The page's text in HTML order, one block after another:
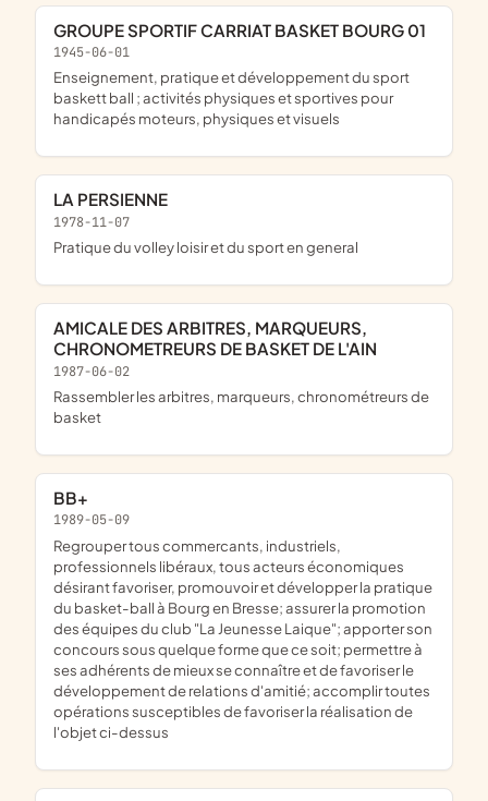
GROUPE SPORTIF CARRIAT BASKET BOURG 01
1945-06-01
enseignement, pratique et développement du sport
baskett ball ; activités physiques et sportives pour
handicapés moteurs, physiques et visuels
LA PERSIENNE
1978-11-07
pratique du volley loisir et du sport en general
AMICALE DES ARBITRES, MARQUEURS,
CHRONOMETREURS DE BASKET DE L'AIN
1987-06-02
rassembler les arbitres, marqueurs, chronométreurs de
basket
BB+
1989-05-09
regrouper tous commercants, industriels,
professionnels libéraux, tous acteurs économiques
désirant favoriser, promouvoir et développer la pratique
du basket-ball à Bourg en Bresse; assurer la promotion
des équipes du club "La Jeunesse Laique"; apporter son
concours sous quelque forme que ce soit; permettre à
ses adhérents de mieux se connaître et de favoriser le
développement de relations d'amitié; accomplir toutes
opérations susceptibles de favoriser la réalisation de
l'objet ci-dessus